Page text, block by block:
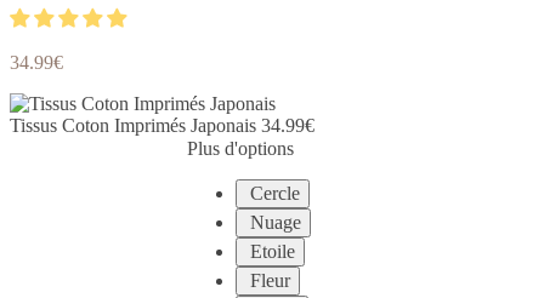
34.99€
Tissus Coton Imprimés Japonais 34.99€
Plus d'options
Cercle
Nuage
Etoile
Fleur